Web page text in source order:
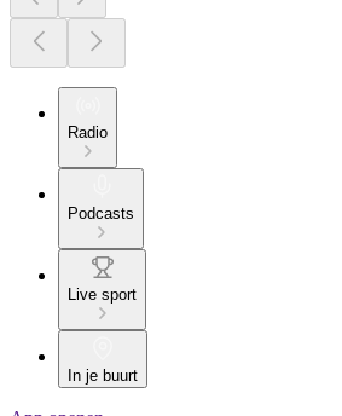
Radio
Podcasts
Live sport
In je buurt